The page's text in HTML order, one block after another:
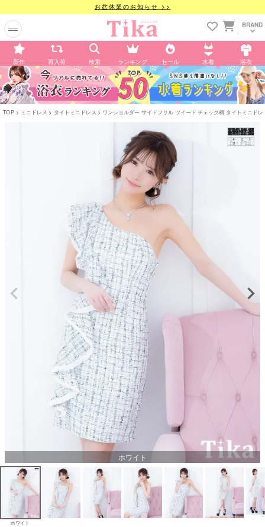
お盆休業のお知らせ >>
BRAND
新作 再入荷 検索 ランキング セール 水着 浴衣
TOP ミニドレス タイトミニドレス ワンショルダー サイドフリル ツイード チェック柄 タイトミニド
ホワイト
ホワイト